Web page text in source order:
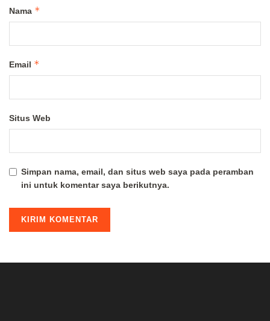
Nama *
Email *
Situs Web
Simpan nama, email, dan situs web saya pada peramban
ini untuk komentar saya berikutnya.